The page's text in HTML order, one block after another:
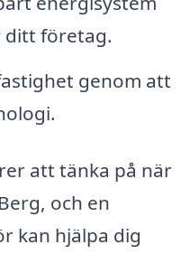
ditt företag.
genom att
att tänka på när
och en
kan hjälpa dig